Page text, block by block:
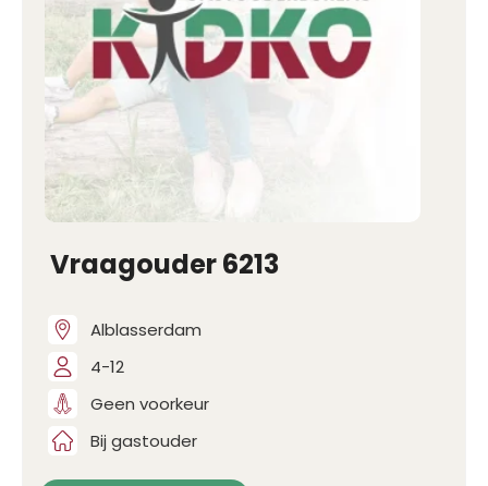
Vraagouder 6213
Alblasserdam
4-12
Geen voorkeur
Bij gastouder